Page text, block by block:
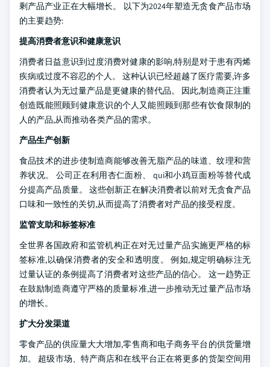
剩产品产业正在大幅增长。 以下为2024年塑造无贪食产品市场
的主要趋势:
提高消费者意识和健康意识
消费者日益意识到过度消费对健康的影响,特别是对于患有丙烯
疾病或过度不容忍的个人。 这种认识已经超越了医疗需要,许多
消费者认为无过量产品是更健康的替代品。 因此,制造商正注重
创造既能照顾到健康意识的个人又能照顾到那些有饮食限制的
人的产品,从而推动各类产品的需求。
产品生产创新
食品技术的进步使制造商能够改善无脂产品的味道、纹理和营
养状况。 公司正在利用杏仁面粉、 qui和小鸡豆面粉等替代成
分提高产品质量。 这些创新正在解决消费者以前对无贪食产品
口味和一致性的关切,从而提高了消费者对产品的接受程度。
监管支助和标签标准
全世界各国政府和监管机构正在对无过量产品实施更严格的标
签标准,以确保消费者的安全和透明度。 例如,规定明确标注无
过量认证的条例提高了消费者对这些产品的信心。 这一趋势正
在鼓励制造商遵守严格的质量标准,进一步推动无过量产品市场
的增长。
扩大分发渠道
零食产品的供应量大大增加,零售商和电子商务平台的供货量增
加。 超级市场、特产商店和在线平台正在将更多的货架空间用